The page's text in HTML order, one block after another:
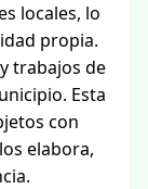
locales, lo
propia.
trabajos de
Esta
con
elabora,